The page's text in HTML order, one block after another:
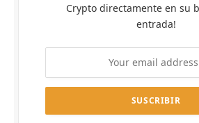
Crypto directamente en su
entrada!